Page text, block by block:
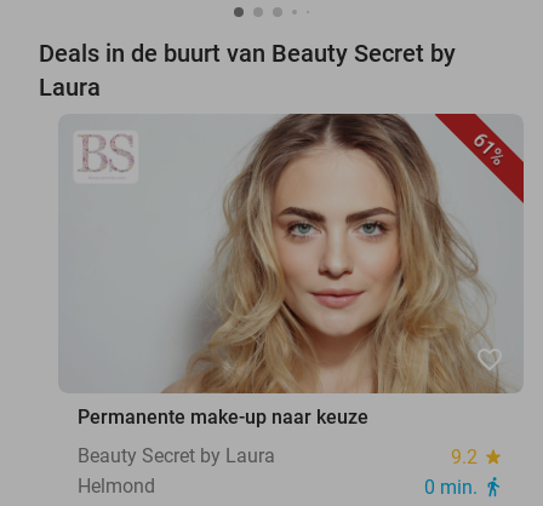
Deals in de buurt van Beauty Secret by
Laura
61%
favorite_border
Permanente make-up naar keuze
Beauty Secret by Laura
9.2 star
Helmond 0 min. directions_walk